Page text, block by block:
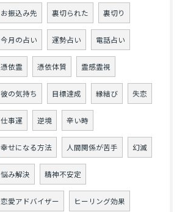
お振込み先 裏切られた 裏切り
今月の占い 運勢占い 電話占い
憑依霊 憑依体質 霊感霊視
彼の気持ち 目標達成 縁結び 失恋
仕事運 逆境 辛い時
幸せになる方法 人間関係が苦手 幻滅
悩み解決 精神不安定
恋愛アドバイザー ヒーリング効果